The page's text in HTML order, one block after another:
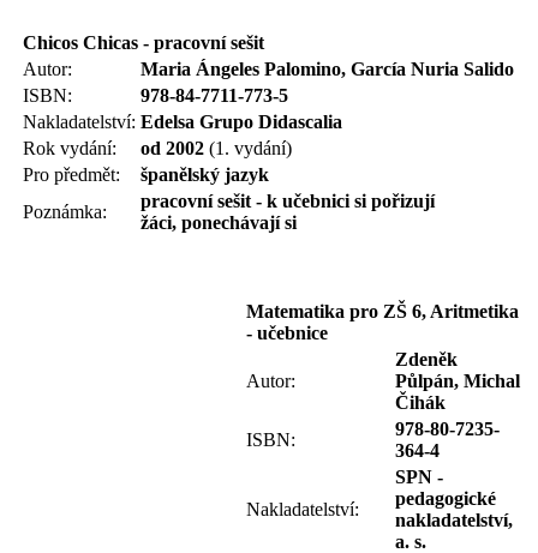
Chicos Chicas - pracovní sešit
Autor:
Maria Ángeles Palomino, García Nuria Salido
ISBN:
978-84-7711-773-5
Nakladatelství: Edelsa Grupo Didascalia
Rok vydání:
od 2002 (1. vydání)
Pro předmět:
španělský jazyk
Poznámka:
pracovní sešit - k učebnici si pořizují
žáci, ponechávají si
Matematika pro ZŠ 6, Aritmetika
- učebnice
Autor:
Zdeněk
Půlpán, Michal
Čihák
ISBN:
978-80-7235-
364-4
Nakladatelství:
SPN -
pedagogické
nakladatelství,
a. s.